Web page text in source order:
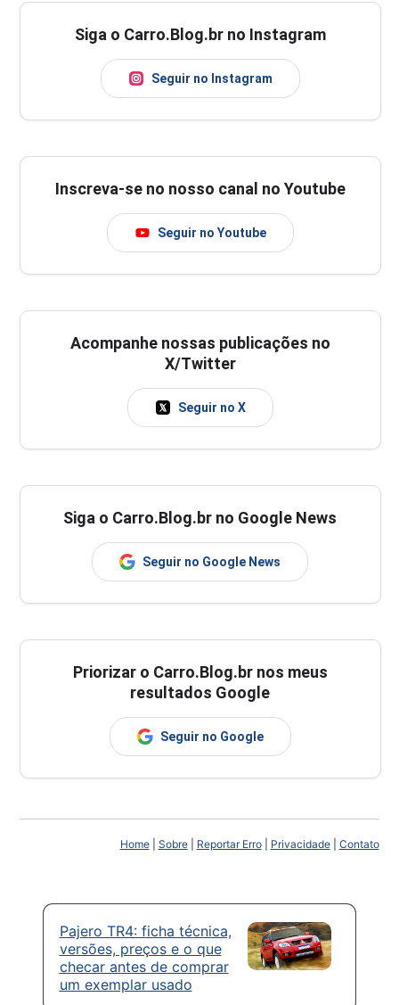
Siga o Carro.Blog.br no Instagram
Seguir no Instagram
Inscreva-se no nosso canal no Youtube
Seguir no Youtube
Acompanhe nossas publicações no
X/Twitter
Seguir no X
Siga o Carro.Blog.br no Google News
Seguir no Google News
Priorizar o Carro.Blog.br nos meus
resultados Google
Seguir no Google
Home| Sobre| Reportar Erro| Privacidade| Contato
Pajero TR4: ficha técnica,
versões, preços e o que
checar antes de comprar
um exemplar usado